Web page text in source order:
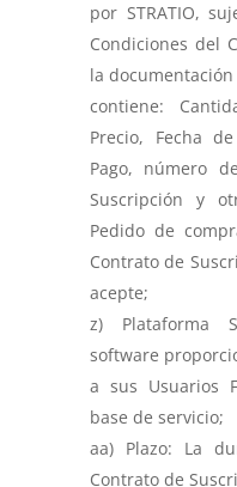
por STRATIO,
Condiciones del
la
contiene:
Precio, Fecha
Pago, número
Suscripción y
Pedido de
Contrato de
acepte;
Plataforma
software
a sus Usuarios
base de servicio;
Plazo: La
Contrato de